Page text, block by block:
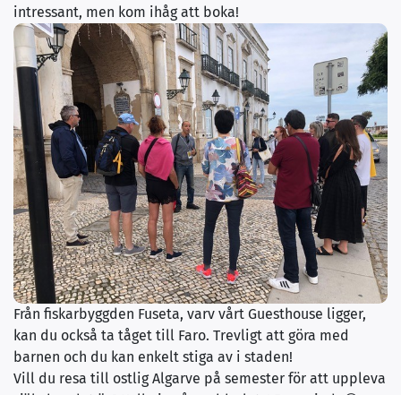
intressant, men kom ihåg att boka!
Från fiskarbyggden Fuseta, varv vårt Guesthouse ligger,
kan du också ta tåget till Faro. Trevligt att göra med
barnen och du kan enkelt stiga av i staden!
Vill du resa till ostlig Algarve på semester för att uppleva